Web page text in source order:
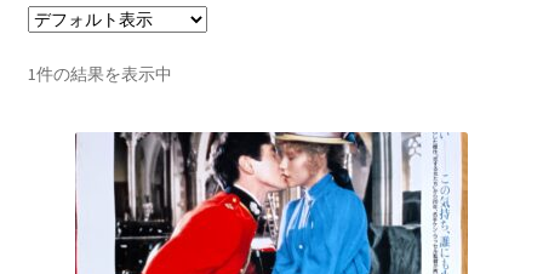
キ
プ
プ
しねとろ倶楽部について
リンクの旅
1件の結果を表示中